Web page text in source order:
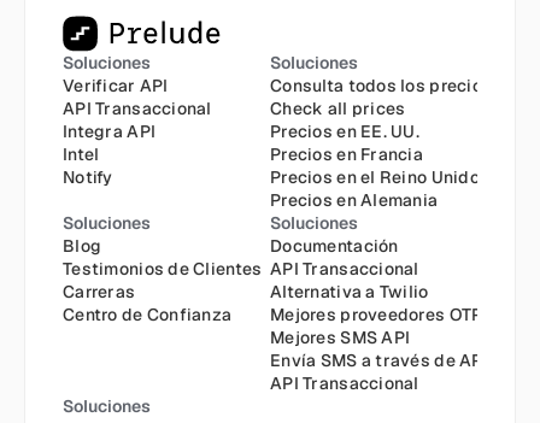
Soluciones
Verificar API
API Transaccional
Integra API
Intel
Notify
Soluciones
Consulta todos los precios
Check all prices
Precios en EE. UU.
Precios en Francia
Precios en el Reino Unido
Precios en Alemania
Soluciones
Blog
Testimonios de Clientes
Carreras
Centro de Confianza
Soluciones
Documentación
API Transaccional
Alternativa a Twilio
Mejores proveedores OTP
Mejores SMS API
Envía SMS a través de API
API Transaccional
Soluciones